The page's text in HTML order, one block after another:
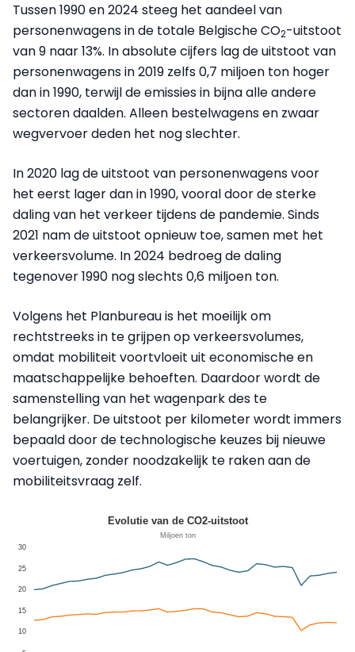
Tussen 1990 en 2024 steeg het aandeel van
personenwagens in de totale Belgische CO2-uitstoot
van 9 naar 13%. In absolute cijfers lag de uitstoot van
personenwagens in 2019 zelfs 0,7 miljoen ton hoger
dan in 1990, terwijl de emissies in bijna alle andere
sectoren daalden. Alleen bestelwagens en zwaar
wegvervoer deden het nog slechter.
In 2020 lag de uitstoot van personenwagens voor
het eerst lager dan in 1990, vooral door de sterke
daling van het verkeer tijdens de pandemie. Sinds
2021 nam de uitstoot opnieuw toe, samen met het
verkeersvolume. In 2024 bedroeg de daling
tegenover 1990 nog slechts 0,6 miljoen ton.
Volgens het Planbureau is het moeilijk om
rechtstreeks in te grijpen op verkeersvolumes,
omdat mobiliteit voortvloeit uit economische en
maatschappelijke behoeften. Daardoor wordt de
samenstelling van het wagenpark des te
belangrijker. De uitstoot per kilometer wordt immers
bepaald door de technologische keuzes bij nieuwe
voertuigen, zonder noodzakelijk te raken aan de
mobiliteitsvraag zelf.